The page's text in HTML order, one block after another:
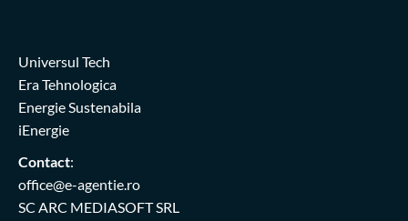
Universul Tech
Era Tehnologica
Energie Sustenabila
iEnergie
Contact:
office@e-agentie.ro
SC ARC MEDIASOFT SRL